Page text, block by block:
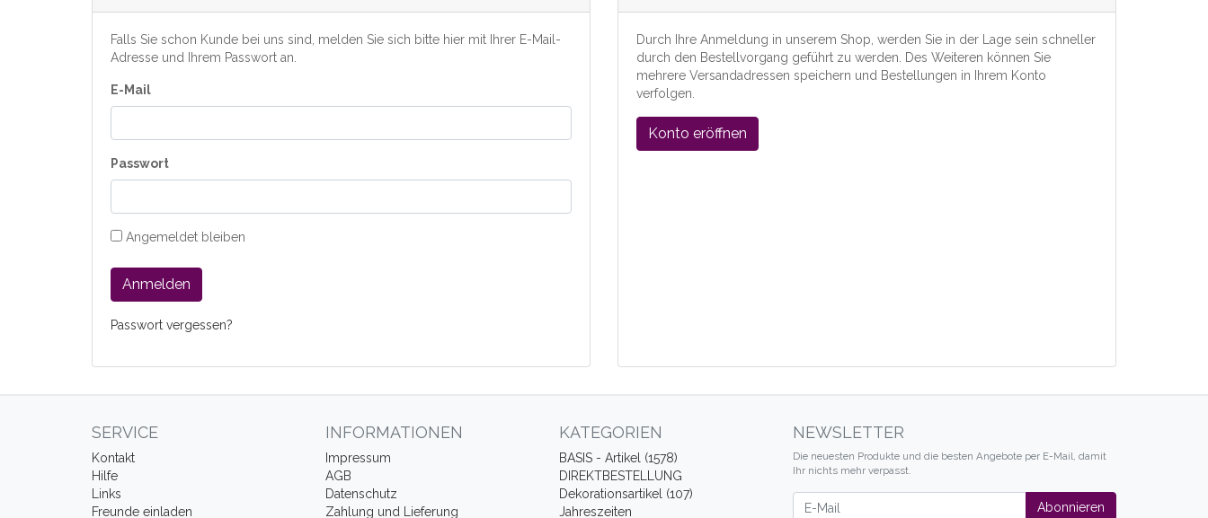
Falls Sie schon Kunde bei uns sind, melden Sie sich bitte hier mit Ihrer E-Mail-
Adresse und Ihrem Passwort an.
E-Mail
Passwort
Angemeldet bleiben
Anmelden
Passwort vergessen?
Durch Ihre Anmeldung in unserem Shop, werden Sie in der Lage sein schneller
durch den Bestellvorgang geführt zu werden. Des Weiteren können Sie
mehrere Versandadressen speichern und Bestellungen in Ihrem Konto
verfolgen.
Konto eröffnen
SERVICE
Kontakt
Hilfe
Links
Freunde einladen
INFORMATIONEN
Impressum
AGB
Datenschutz
Zahlung und Lieferung
KATEGORIEN
BASIS - Artikel (1578)
DIREKTBESTELLUNG
Dekorationsartikel (107)
Jahreszeiten
NEWSLETTER
Die neuesten Produkte und die besten Angebote per E-Mail, damit
Ihr nichts mehr verpasst.
Newsletter Abonnieren